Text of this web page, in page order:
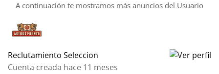
A continuación te mostramos más anuncios del Usuario
Reclutamiento Seleccion
Cuenta creada hace 11 meses